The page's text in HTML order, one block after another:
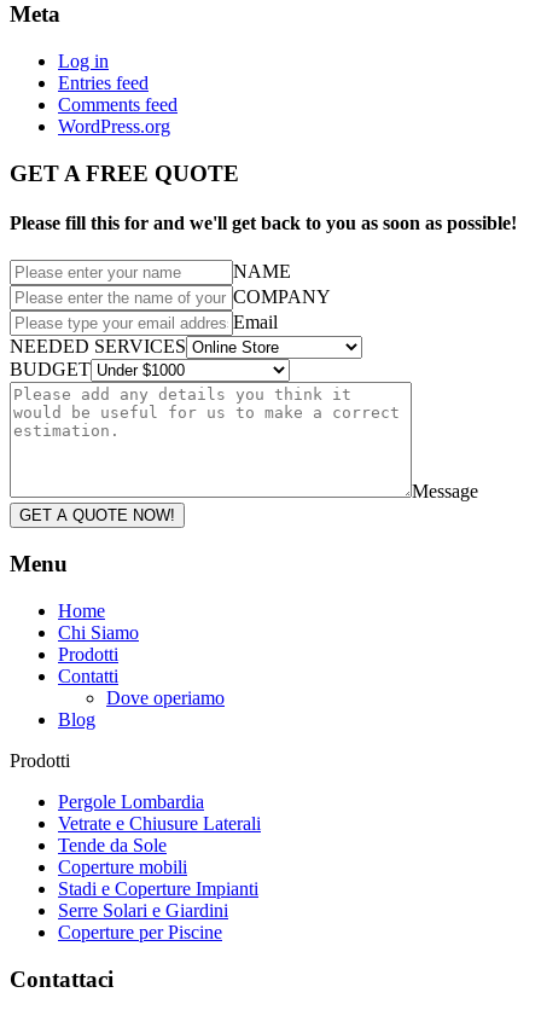
Meta
Log in
Entries feed
Comments feed
WordPress.org
GET A FREE QUOTE
Please fill this for and we'll get back to you as soon as possible!
NAME
COMPANY
Email
NEEDED SERVICES
BUDGET
Message
GET A QUOTE NOW!
Menu
Home
Chi Siamo
Prodotti
Contatti
Dove operiamo
Blog
Prodotti
Pergole Lombardia
Vetrate e Chiusure Laterali
Tende da Sole
Coperture mobili
Stadi e Coperture Impianti
Serre Solari e Giardini
Coperture per Piscine
Contattaci